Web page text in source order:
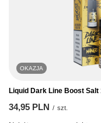
OKAZJA
Liquid Dark Line Boost Salt
34,95 PLN / szt.